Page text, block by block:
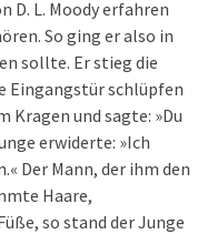
D. L. Moody erfahren
So ging er also in
sollte. Er stieg die
Eingangstür schlüpfen
Kragen und sagte: »Du
erwiderte: »Ich
Der Mann, der ihm den
Haare,
so stand der Junge